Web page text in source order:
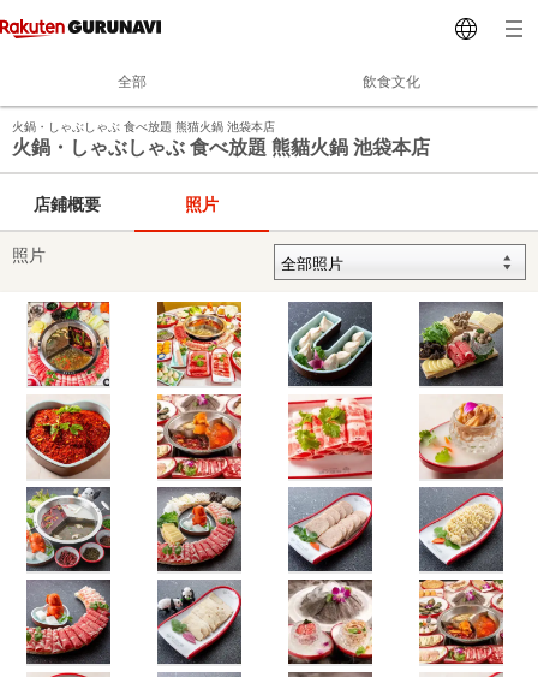
全部 飲食文化
火鍋・しゃぶしゃぶ 食べ放題 熊猫火鍋 池袋本店
火鍋・しゃぶしゃぶ 食べ放題 熊貓火鍋 池袋本店
店鋪概要 照片
照片